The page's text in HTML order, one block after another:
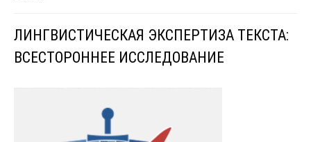
ЛИНГВИСТИЧЕСКАЯ ЭКСПЕРТИЗА ТЕКСТА:
ВСЕСТОРОННЕЕ ИССЛЕДОВАНИЕ